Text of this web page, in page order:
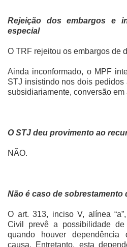
Rejeição dos embargos e
especial
O TRF rejeitou os embargos de
Ainda inconformado, o MPF
STJ insistindo nos dois pedidos
subsidiariamente, conversão
O STJ deu provimento ao
NÃO.
Não é caso de sobrestamento
O art. 313, inciso V, alínea
Civil prevê a possibilidade de
quando houver
causa. Entretanto, esta